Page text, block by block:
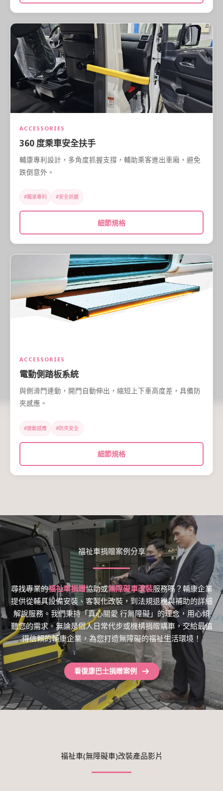
ACCESSORIES
360 度乘車安全扶手
輔康專利設計，多角度抓握支撐，輔助乘客進出車廂，避免
跌倒意外。
#獨家專利 #安全抓握
細節規格
ACCESSORIES
電動側踏板系統
與側滑門連動，開門自動伸出，縮短上下車高度差，具備防
夾感應。
#連動感應 #防夾安全
細節規格
福祉車捐贈案例分享
尋找專業的福祉車捐贈協助或無障礙車改裝服務嗎？輔康企業
提供從輔具設備安裝、客製化改裝，到法規退稅與補助的詳細
解說服務。我們秉持「真心關愛 行無障礙」的理念，用心傾
聽您的需求。無論是個人日常代步或機構捐贈購車，交給最值
得信賴的輔康企業，為您打造無障礙的福祉生活環境！
看復康巴士捐贈案例
福祉車(無障礙車)改裝產品影片